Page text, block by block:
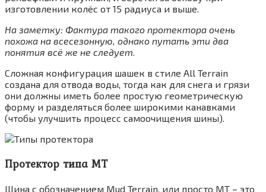
изготовлении колёс от 15 радиуса и выше.
На заметку: Фактура такого протектора очень
похожа на всесезонную, однако путать эти два
понятия всё же не следует.
Сложная конфигурация шашек в стиле All Terrain
создана для отвода воды, тогда как для снега и грязи
они должны иметь более простую геометрическую
форму и разделяться более широкими канавками
(чтобы улучшить процесс самоочищения шины).
Протектор типа МТ
Шина с обозначением Mud Terrain, или просто МТ – это